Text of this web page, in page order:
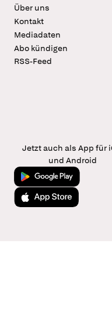
Über uns
Kontakt
Mediadaten
Abo kündigen
RSS-Feed
Jetzt auch als App für
und Android
Jetzt bei Google Play
Laden im App Store